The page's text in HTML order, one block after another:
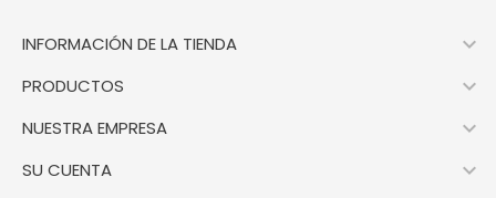
INFORMACIÓN DE LA TIENDA 
PRODUCTOS 
NUESTRA EMPRESA 
SU CUENTA 